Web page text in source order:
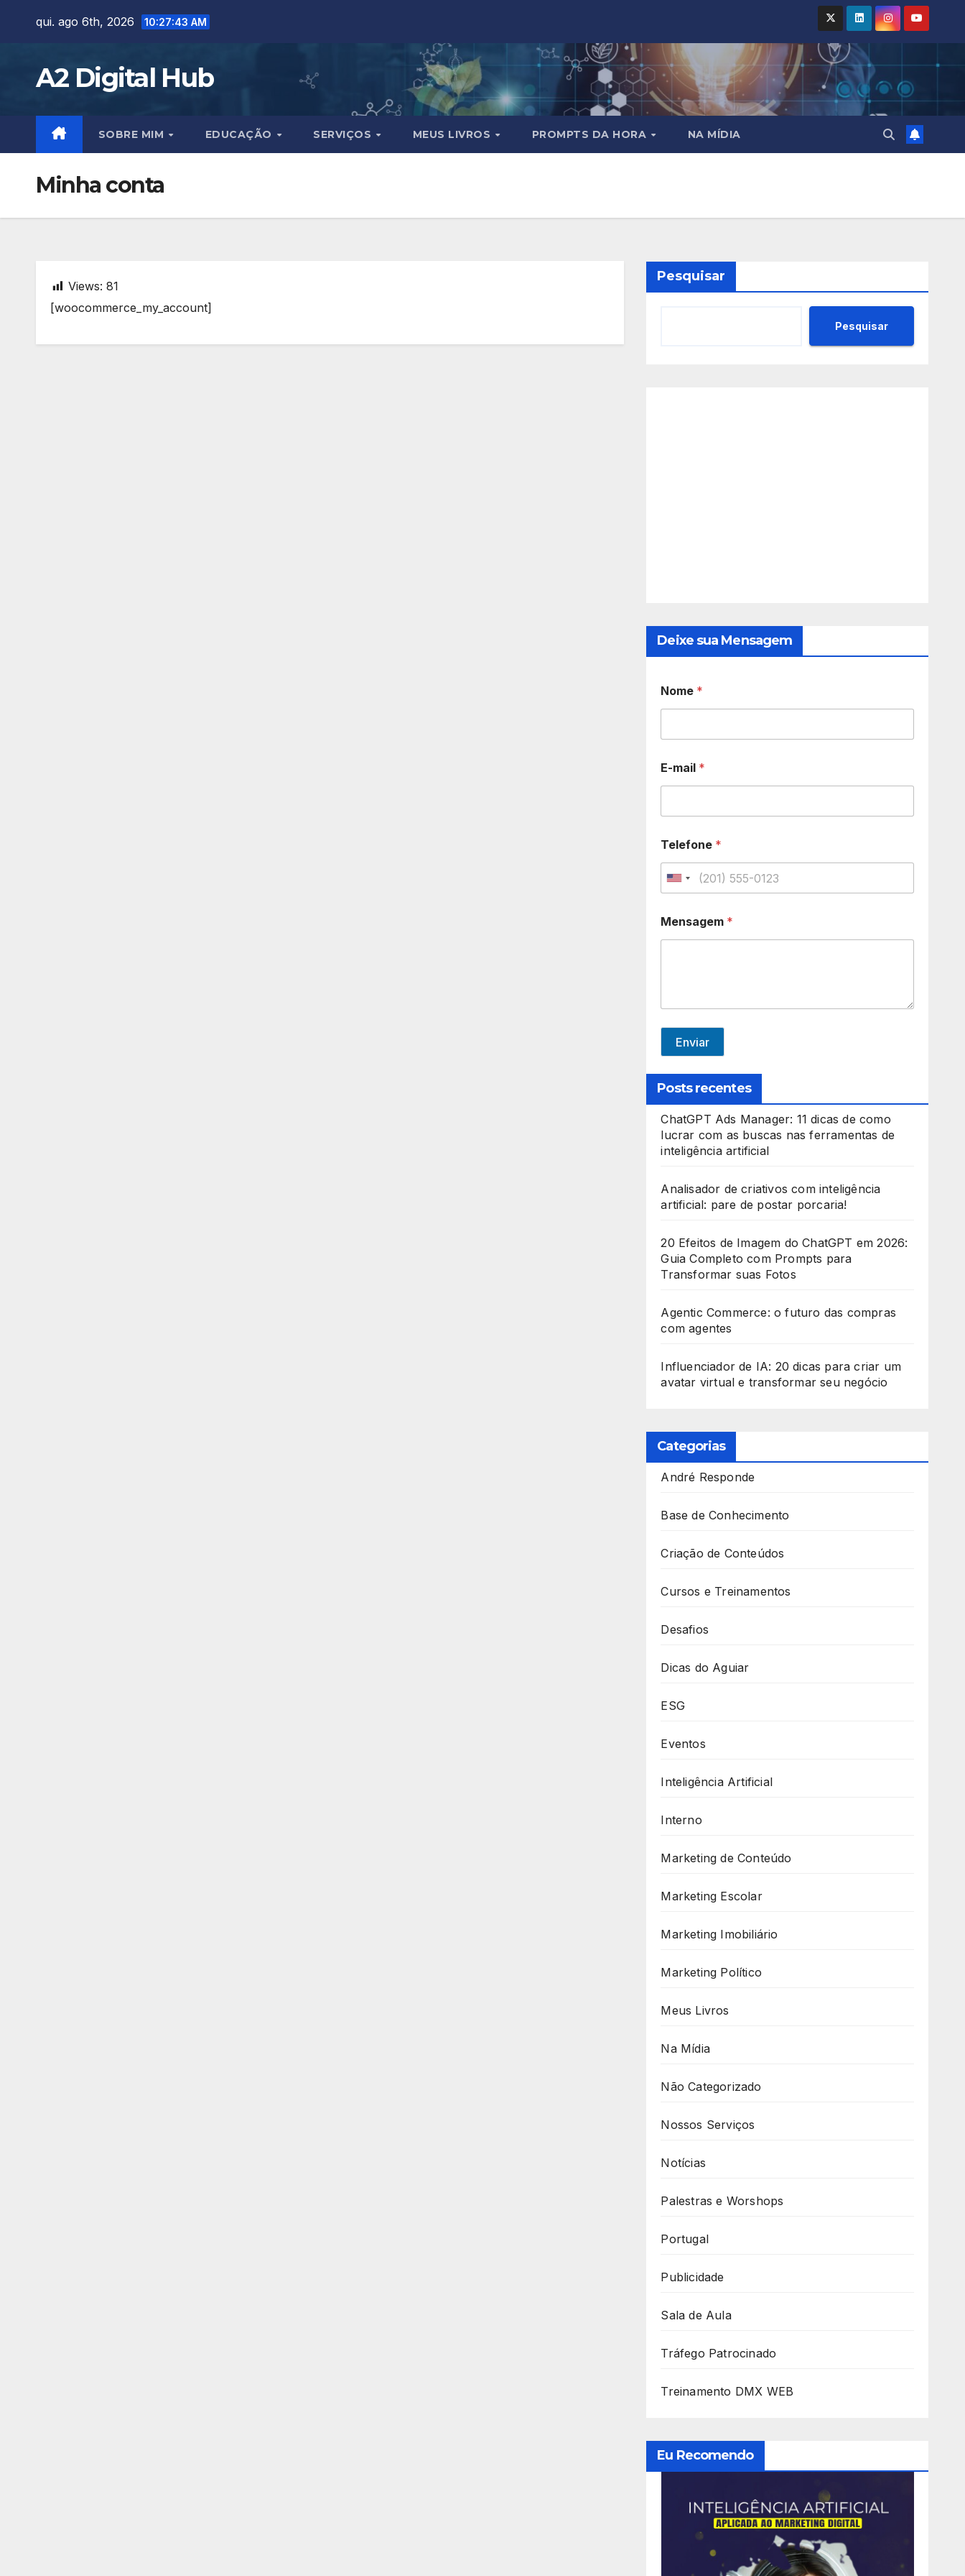
qui. ago 6th, 2026 10:27:45 AM
A2 Digital Hub
SOBRE MIM EDUCAÇÃO SERVIÇOS MEUS LIVROS PROMPTS DA HORA NA MÍDIA
Minha conta
Views: 81
[woocommerce_my_account]
Pesquisar
Pesquisar
Deixe sua Mensagem
Nome *
E-mail *
Telefone *
U
i
a
s
+
Mensagem *
Enviar
Posts recentes
ChatGPT Ads Manager: 11 dicas de como
lucrar com as buscas nas ferramentas de
inteligência artificial
Analisador de criativos com inteligência
artificial: pare de postar porcaria!
20 Efeitos de Imagem do ChatGPT em 2026:
Guia Completo com Prompts para
Transformar suas Fotos
Agentic Commerce: o futuro das compras
com agentes
Influenciador de IA: 20 dicas para criar um
avatar virtual e transformar seu negócio
Categorias
André Responde
Base de Conhecimento
Criação de Conteúdos
Cursos e Treinamentos
Desafios
Dicas do Aguiar
ESG
Eventos
Inteligência Artificial
Interno
Marketing de Conteúdo
Marketing Escolar
Marketing Imobiliário
Marketing Político
Meus Livros
Na Mídia
Não Categorizado
Nossos Serviços
Notícias
Palestras e Worshops
Portugal
Publicidade
Sala de Aula
Tráfego Patrocinado
Treinamento DMX WEB
Eu Recomendo